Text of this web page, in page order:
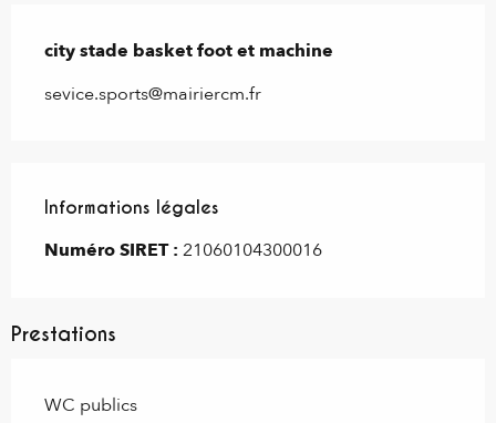
city stade basket foot et machine
sevice.sports@mairiercm.fr
Informations légales
Informations légales
Numéro SIRET : 21060104300016
Prestations
WC publics